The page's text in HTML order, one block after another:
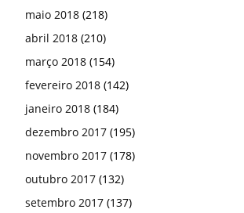
maio 2018 (218)
abril 2018 (210)
março 2018 (154)
fevereiro 2018 (142)
janeiro 2018 (184)
dezembro 2017 (195)
novembro 2017 (178)
outubro 2017 (132)
setembro 2017 (137)